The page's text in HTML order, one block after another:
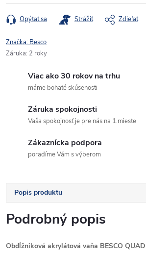
Opýtať sa Strážiť Zdieľať
Značka: Besco
Záruka: 2 roky
Viac ako 30 rokov na trhu
máme bohaté skúsenosti
Záruka spokojnosti
Vaša spokojnosť je pre nás na 1.mieste
Zákaznícka podpora
poradíme Vám s výberom
Popis produktu
Podrobný popis
Obdĺžniková akrylátová vaňa BESCO